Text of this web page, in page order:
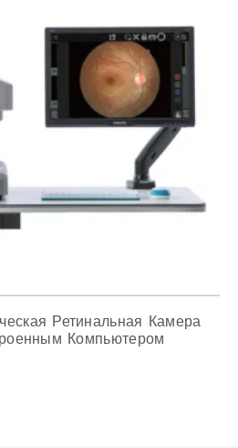
Ретинальная Камера
Компьютером